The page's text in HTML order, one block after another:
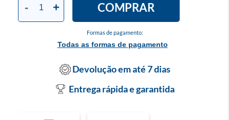
Formas de pagamento:
Todas as formas de pagamento
- + COMPRAR
Devolução em até 7 dias
Entrega rápida e garantida